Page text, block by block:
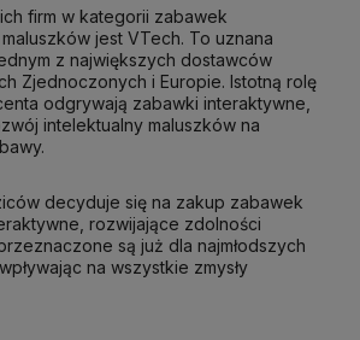
decyduje się na zakup zabawek
rozwijające zdolności
są już dla najmłodszych
na wszystkie zmysły
firm w kategorii zabawek
jest VTech. To uznana
z największych dostawców
Zjednoczonych i Europie. Istotną rolę
odgrywają zabawki interaktywne,
intelektualny maluszków na